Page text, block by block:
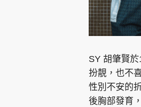
SY 胡肇賢
扮靚，也不
性別不安的
後胸部發育